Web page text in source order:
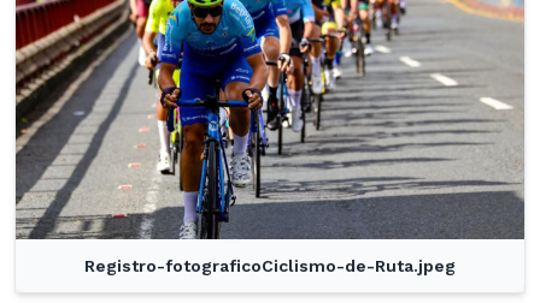
Registro-fotograficoCiclismo-de-Ruta.jpeg